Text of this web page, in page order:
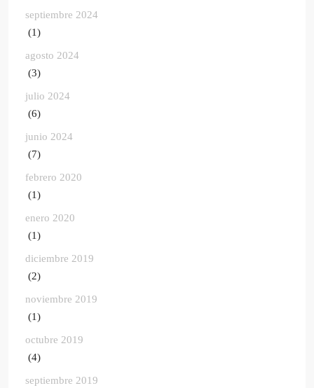
septiembre 2024
(1)
agosto 2024
(3)
julio 2024
(6)
junio 2024
(7)
febrero 2020
(1)
enero 2020
(1)
diciembre 2019
(2)
noviembre 2019
(1)
octubre 2019
(4)
septiembre 2019